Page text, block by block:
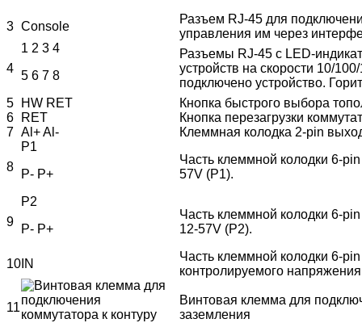
3 Console
Разъем RJ-45 для
управления им через
4
1 2 3 4
5 6 7 8
Разъемы RJ-45 с LED-
устройств на скорости 10/
подключено устройство.
5
HW RET
Кнопка быстрого выбора
6
RET
Кнопка перезагрузки
7 Al+ Al- Клеммная колодка 2-pin
8
P1
P- P+
Часть клеммной колодки 6-
57V (P1).
9
P2
P- P+
Часть клеммной колодки 6-
12-57V (P2).
10 IN
Часть клеммной колодки 6-
контролируемого
11
Винтовая клемма для
заземления